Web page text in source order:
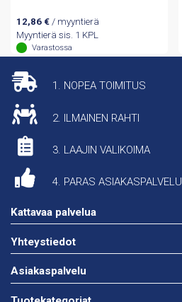
12,86 €/ myyntierä
Myyntierä sis. 1 KPL
Varastossa
1. NOPEA TOIMITUS
2. ILMAINEN RAHTI
3. LAAJIN VALIKOIMA
4. PARAS ASIAKASPALVELU
Kattavaa palvelua
Yhteystiedot
Asiakaspalvelu